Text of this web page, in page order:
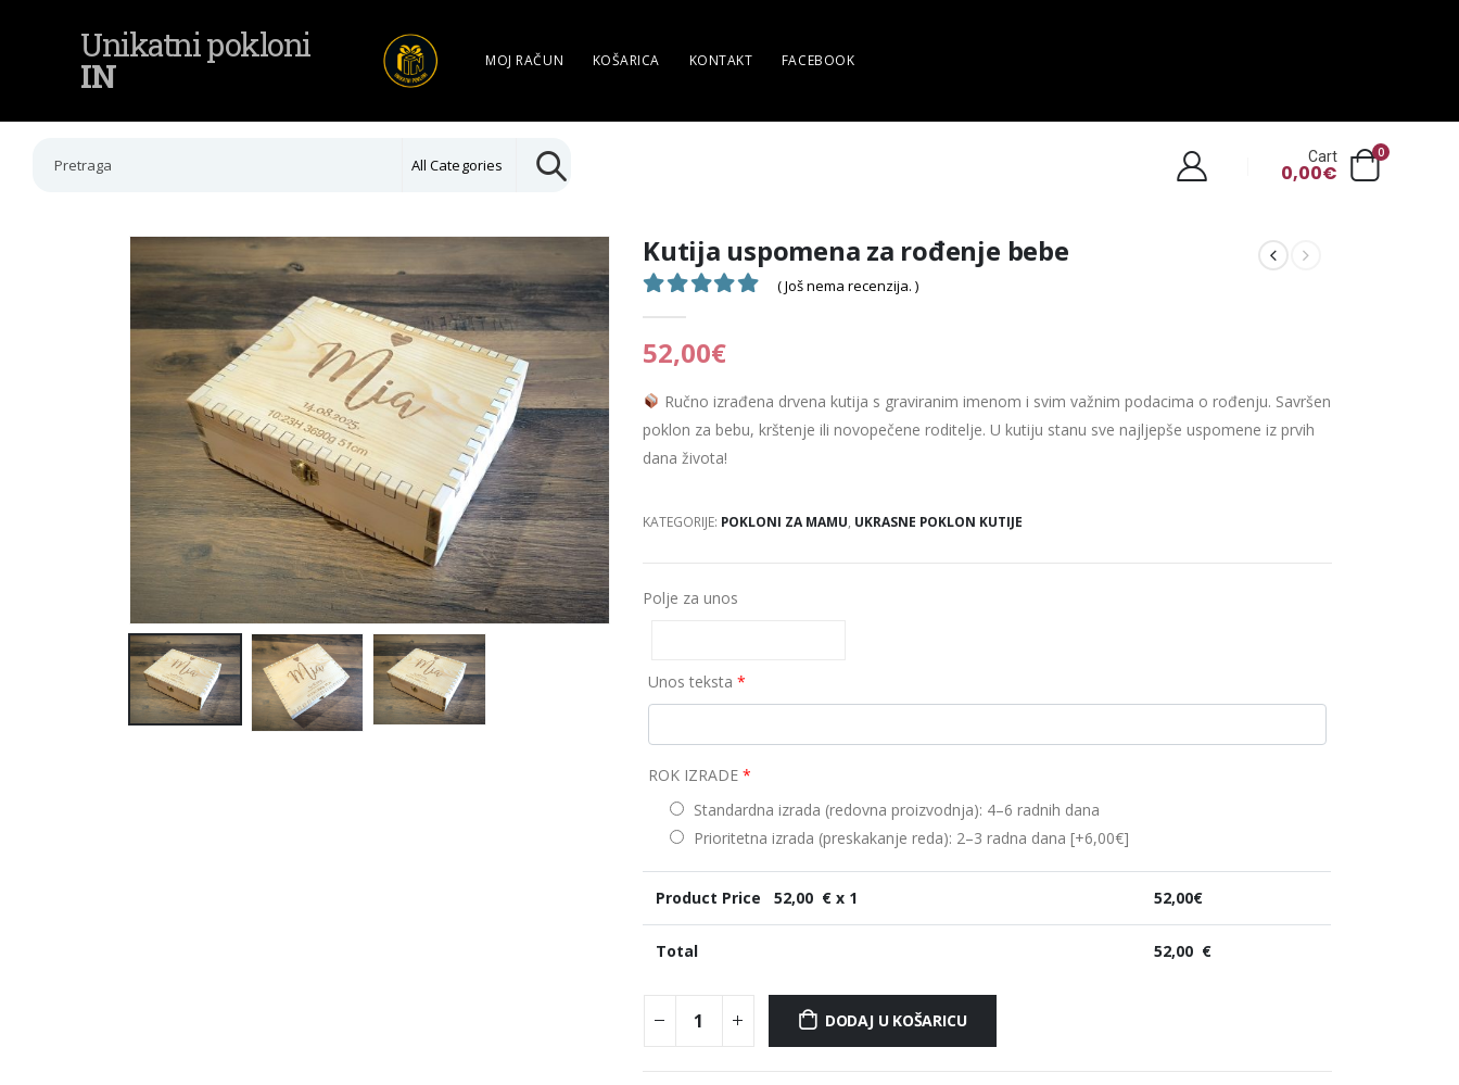
Unikatni pokloni
IN MOJ RAČUN KOŠARICA KONTAKT FACEBOOK
All Categories
0
Cart
0,00€
Kutija uspomena za rođenje bebe
0out of 5
( Još nema recenzija. )
52,00€
Ručno izrađena drvena kutija s graviranim imenom i svim važnim podacima o rođenju. Savršen
poklon za bebu, krštenje ili novopečene roditelje. U kutiju stanu sve najljepše uspomene iz prvih
dana života!
KATEGORIJE: POKLONI ZA MAMU, UKRASNE POKLON KUTIJE
Polje za unos
Unos teksta *
ROK IZRADE*
Standardna izrada (redovna proizvodnja): 4–6 radnih dana
Prioritetna izrada (preskakanje reda): 2–3 radna dana [+6,00€]
Product Price 52,00 € x 1 52,00€
Total 52,00 €
DODAJ U KOŠARICU